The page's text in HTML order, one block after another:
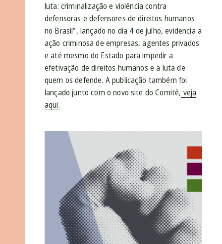
luta: criminalização e violência contra
defensoras e defensores de direitos humanos
no Brasil”, lançado no dia 4 de julho, evidencia a
ação criminosa de empresas, agentes privados
e até mesmo do Estado para impedir a
efetivação de direitos humanos e a luta de
quem os defende. A publicação também foi
lançado junto com o novo site do Comitê, veja
aqui.